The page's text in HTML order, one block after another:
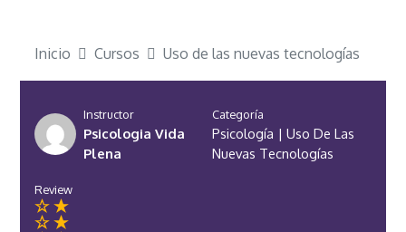
Inicio Cursos Uso de las nuevas tecnologías
Instructor
Psicologia Vida
Plena
Categoría
Psicología | Uso De Las
Nuevas Tecnologías
Review